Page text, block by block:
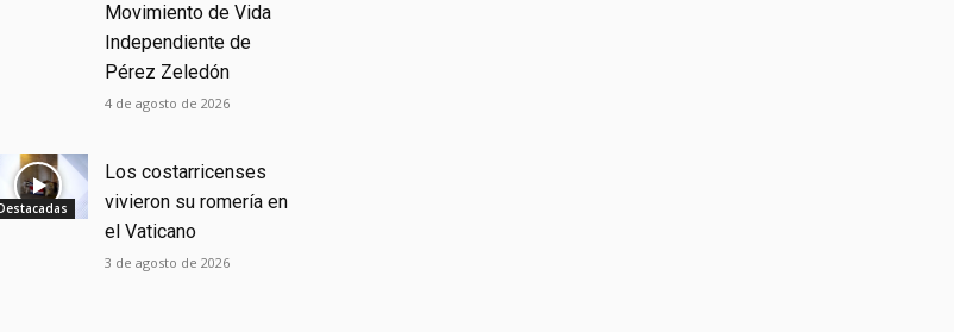
Movimiento de Vida
Independiente de
Pérez Zeledón
4 de agosto de 2026
Los costarricenses
vivieron su romería en
el Vaticano
3 de agosto de 2026